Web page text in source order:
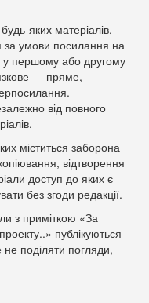
яких матеріалів,
за умови посилання на
у першому або другому
— пряме,
від повного
міститься заборона
відтворення
доступ до яких є
без згоди редакції.
з приміткою «За
публікуються
поділяти погляди,